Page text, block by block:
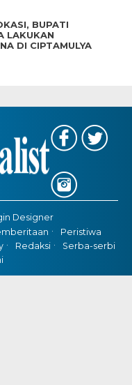
BUPATI
LAKUKAN
DI CIPTAMULYA
Designer
Peristiwa
Redaksi
Serba-serbi